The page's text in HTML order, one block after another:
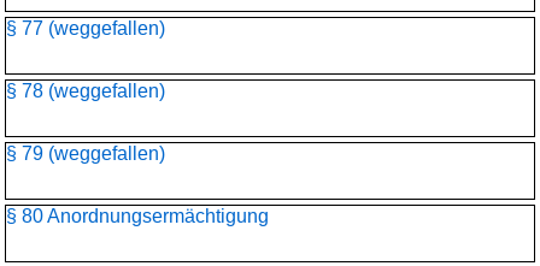
§ 77 (weggefallen)
§ 78 (weggefallen)
§ 79 (weggefallen)
§ 80 Anordnungsermächtigung